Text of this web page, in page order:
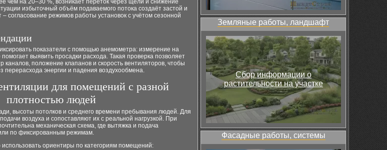
чем на 20–30 %, возникает переток через щели и снижение
избыточный объём подаваемого потока создаёт застой и
согласование режимов работы установок с учётом сезонной
показатели с помощью анемометра: измерение на
выявить просадки расхода. Такая проверка позволяет
каналов, положение клапанов и скорость вентиляторов, чтобы
перерасхода энергии и падения воздухообмена.
для помещений с разной
плотностью людей
высоты потолков и среднего времени пребывания людей. Для
воздуха и сопоставляют их с реальной нагрузкой. При
механическая схема, где вытяжка и подача
по фиксированным режимам.
ориентиры по категориям помещений:
Земляные работы, ландшафт
Сбор информации о
растительности на участке
Фасадные работы, системы